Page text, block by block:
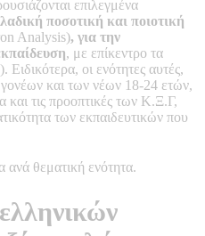
επιλεγμένα
ποσοτική και ποιοτική
Analysis), για την
, με επίκεντρο τα
οι ενότητες αυτές,
γονέων και των νέων 18-24 ετών,
και τις προοπτικές των Κ.Ξ.Γ,
των εκπαιδευτικών που
θεματική ενότητα.